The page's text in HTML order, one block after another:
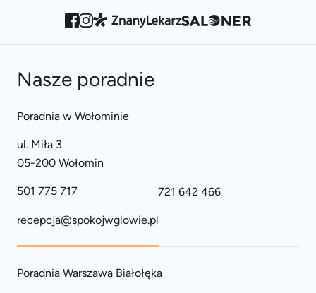
Nasze poradnie
Poradnia w Wołominie
ul. Miła 3
05-200 Wołomin
501 775 717 721 642 466
recepcja@spokojwglowie.pl
Poradnia Warszawa Białołęka